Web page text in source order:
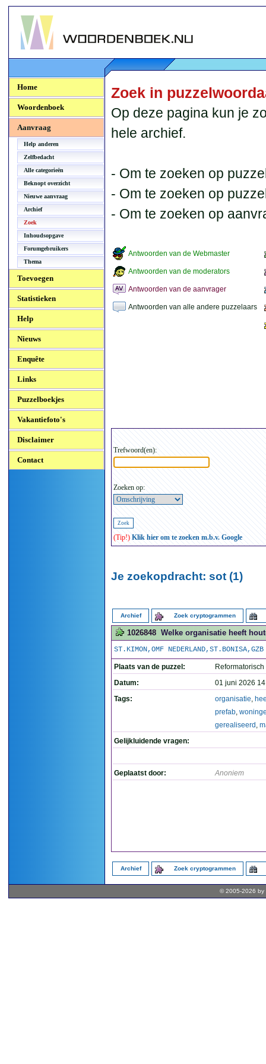
Woordenboek.NU
Home
Woordenboek
Aanvraag
Help anderen
Zelfbedacht
Alle categorieën
Beknopt overzicht
Nieuwe aanvraag
Archief
Zoek
Inhoudsopgave
Forumgebruikers
Thema
Toevoegen
Statistieken
Help
Nieuws
Enquête
Links
Puzzelboekjes
Vakantiefoto's
Disclaimer
Contact
Zoek in
Op deze pagina kun je
hele archief.
- Om te zoeken op
- Om te zoeken op
- Om te zoeken op
Antwoorden van de Webmaster
Antwoorden van de moderators
Antwoorden van de aanvrager
Antwoorden van alle andere puzzelaars
Trefwoord(en):
Zoeken op:
(Tip!) Klik hier om te zoeken m.b.v. Google
Je zoekopdracht: sot (1)
Archief Zoek cryptogrammen
1026848 Welke organisatie heeft
ST.KIMON,OMF NEDERLAND,ST.BONISA,GZB
Plaats van de puzzel:
Datum:
01 juni 2026
Tags:
organisatie,
prefab,
gerealiseerd ,
Gelijkluidende vragen:
Geplaatst door: Anoniem
Archief Zoek cryptogrammen
© 2005-2026 by